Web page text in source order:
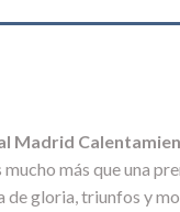
Madrid
mucho más que una
de gloria, triunfos y